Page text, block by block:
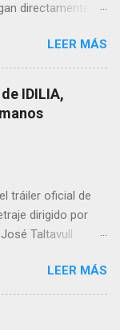
directamente en
parecen
cine mundial
Todo es
Cameron
cine fuera solo
LEER MÁS
IDILIA,
tráiler oficial de
dirigido por
Taltavull
un destacado
e
ha consolidado
LEER MÁS